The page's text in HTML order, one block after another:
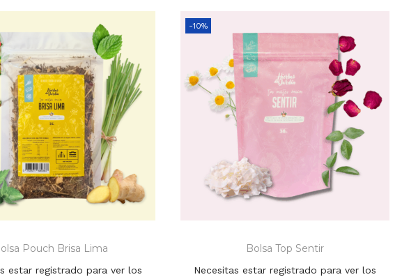
Pouch Brisa Lima
estar registrado para ver los
-10%
Bolsa Top Sentir
Necesitas estar registrado para ver los